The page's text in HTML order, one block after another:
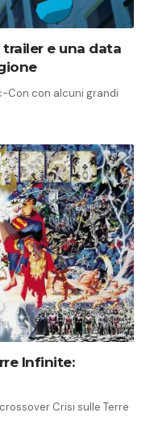
e una data
Con con alcuni grandi
Infinite:
Crisi sulle Terre